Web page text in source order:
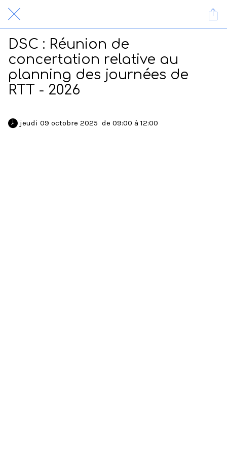
DSC : Réunion de
concertation relative au
planning des journées de
RTT - 2026
jeudi 09 octobre 2025  de 09:00 à 12:00